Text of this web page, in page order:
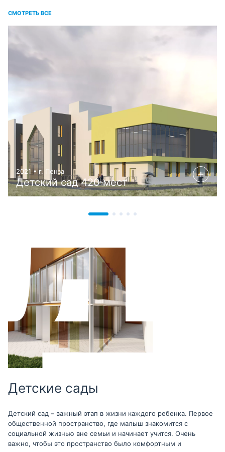
СМОТРЕТЬ ВСЕ
2021 • г. Пенза
Детский сад 420 мест
Детские сады
Детский сад – важный этап в жизни каждого ребенка. Первое
общественной пространство, где малыш знакомится с
социальной жизнью вне семьи и начинает учится. Очень
важно, чтобы это пространство было комфортным и